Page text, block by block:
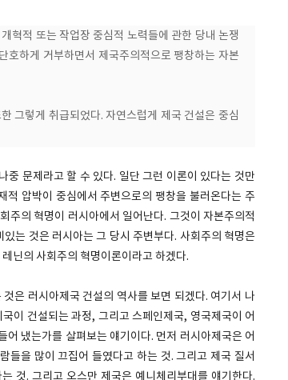
혁적 또는 작업장 중심적 노력들에 관한 당내 논쟁
호하게 거부하면서 제국주의적으로 팽창하는 자본
그렇게 취급되었다. 자연스럽게 제국 건설은 중심
중 문제라고 할 수 있다. 일단 그런 이론이 있다는 것만
적 압박이 중심에서 주변으로의 팽창을 불러온다는 주
주의 혁명이 러시아에서 일어난다. 그것이 자본주의적
는 것은 러시아는 그 당시 주변부다. 사회주의 혁명은
닌의 사회주의 혁명이론이라고 하겠다.
은 러시아제국 건설의 역사를 보면 되겠다. 여기서 나
이 건설되는 과정, 그리고 스페인제국, 영국제국이 어
냈는가를 살펴보는 얘기이다. 먼저 러시아제국은 어
들을 많이 끄집어 들였다고 하는 것. 그리고 제국 질서
것. 그리고 오스만 제국은 예니체리부대를 얘기한다.